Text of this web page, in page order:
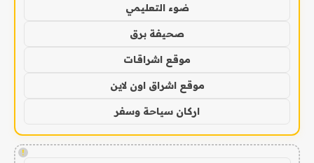
ضوء التعليمي
صحيفة برق
موقع اشراقات
موقع اشراق اون لاين
اركان سياحة وسفر
!